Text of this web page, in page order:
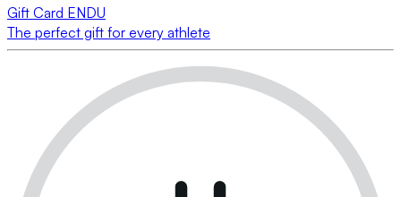
Gift Card ENDU
The perfect gift for every athlete